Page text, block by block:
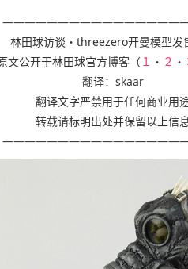
林田球访谈・threezero开曼模型发
文公开于林田球官方博客（ １ ・ ２ ・
翻译：skaar
翻译文字严禁用于任何商业用
转载请标明出处并保留以上信